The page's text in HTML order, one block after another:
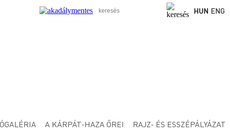
HUN ENG
A KÁRPÁT-HAZA ŐREI RAJZ- ÉS ESSZÉPÁLYÁZAT